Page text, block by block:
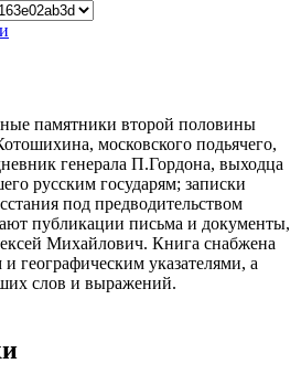
памятники второй половины
московского подьячего,
генерала П.Гордона, выходца
русским государям; записки
под предводительством
публикации письма и документы,
Михайлович. Книга снабжена
географическим указателями, а
слов и выражений.